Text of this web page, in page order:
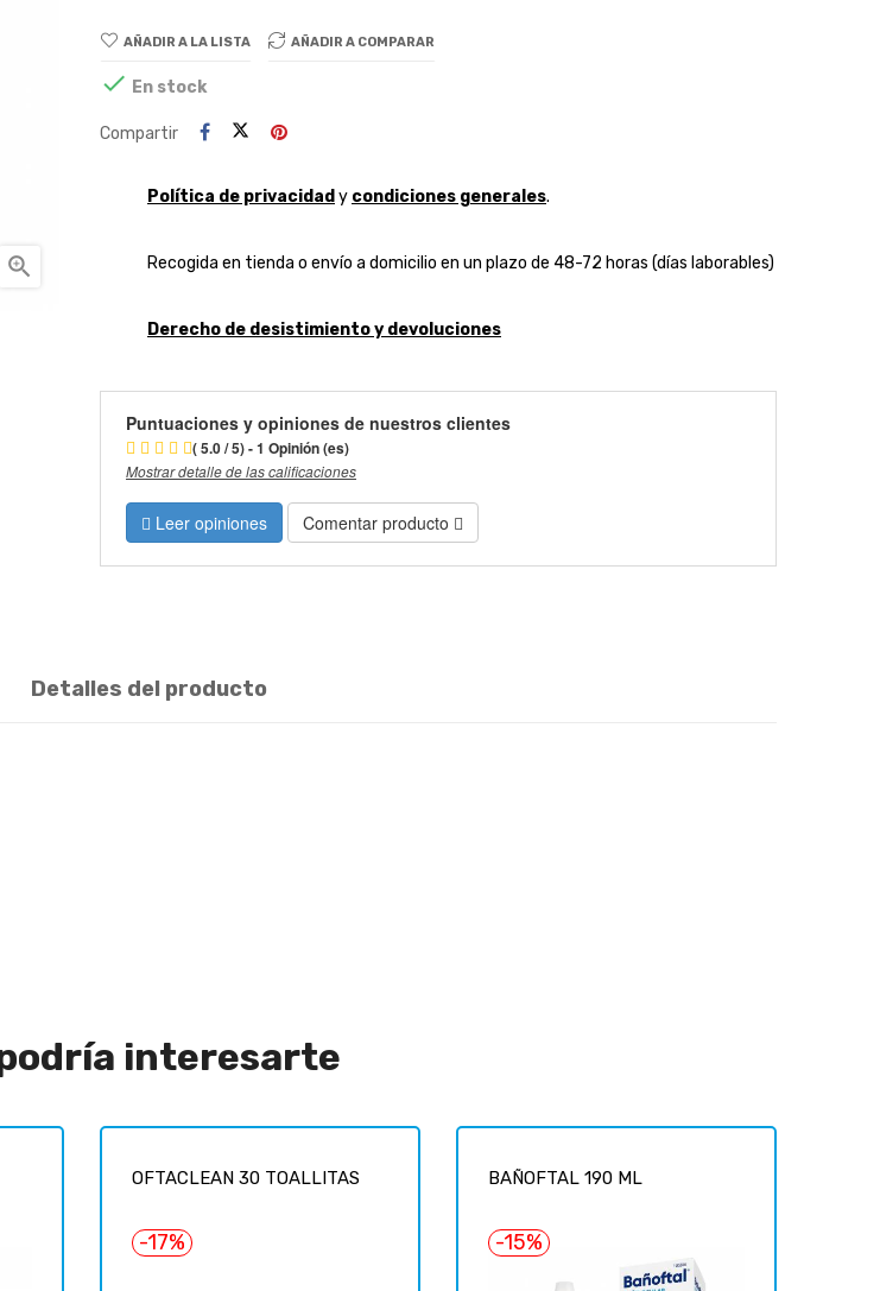

AÑADIR A LA LISTA AÑADIR A COMPARAR
 En stock
Compartir
Política de privacidad y condiciones generales.
Recogida en tienda o envío a domicilio en un plazo de 48-72 horas (días laborables)
Derecho de desistimiento y devoluciones
Puntuaciones y opiniones de nuestros clientes
( 5.0 / 5) - 1 Opinión (es)
Mostrar detalle de las calificaciones
Leer opiniones Comentar producto
Detalles del producto
interesarte
OFTACLEAN 30 TOALLITAS
-17%
BAÑOFTAL 190 ML
-15%